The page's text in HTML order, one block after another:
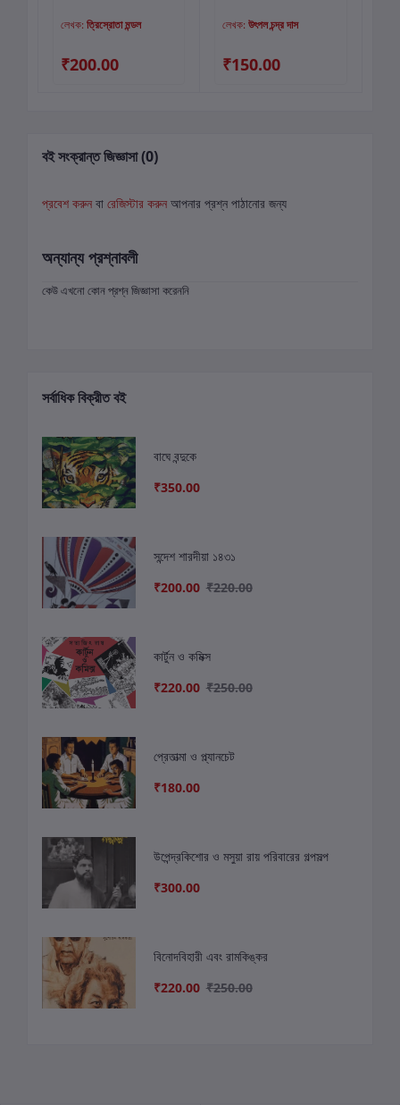
লেখক: ত্রিস্রোতা মন্ডল
₹200.00
লেখক: উৎপল চন্দ্র দাস
₹150.00
বই সংক্রান্ত জিজ্ঞাসা (0)
প্রবেশ করুন বা রেজিস্টার করুন আপনার প্রশ্ন পাঠানোর জন্য
অন্যান্য প্রশ্নাবলী
কেউ এখনো কোন প্রশ্ন জিজ্ঞাসা করেননি
সর্বাধিক বিক্রীত বই
বাঘে বন্দুকে
₹350.00
সন্দেশ শারদীয়া ১৪৩১
₹200.00 ₹220.00
কার্টুন ও কমিক্স
₹220.00 ₹250.00
প্রেতাত্মা ও প্ল্যানচেট
₹180.00
উপেন্দ্রকিশোর ও মসুয়া রায় পরিবারের গল্পসল্প
₹300.00
বিনোদবিহারী এবং রামকিঙ্কর
₹220.00 ₹250.00